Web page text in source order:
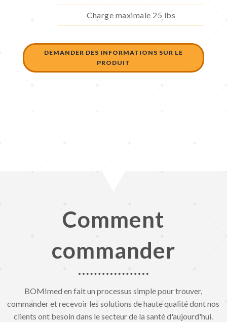
Charge maximale 25 lbs
DEMANDER DES INFORMATIONS SUR LE
PRODUIT
Comment
commander
BOMImed en fait un processus simple pour trouver,
commander et recevoir les solutions de haute qualité dont nos
clients ont besoin dans le secteur de la santé d'aujourd'hui.